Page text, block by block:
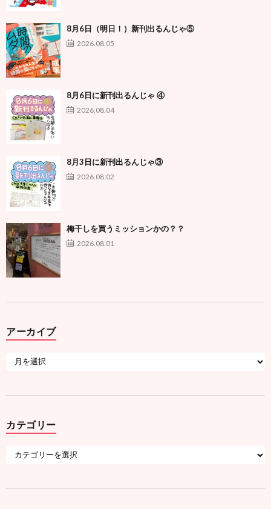
8月6日（明日！）新刊出るんじゃ⑤
2026.08.05
8月6日に新刊出るんじゃ ④
2026.08.04
8月3日に新刊出るんじゃ③
2026.08.02
梅干しを買うミッションかの？？
2026.08.01
アーカイブ
カテゴリー